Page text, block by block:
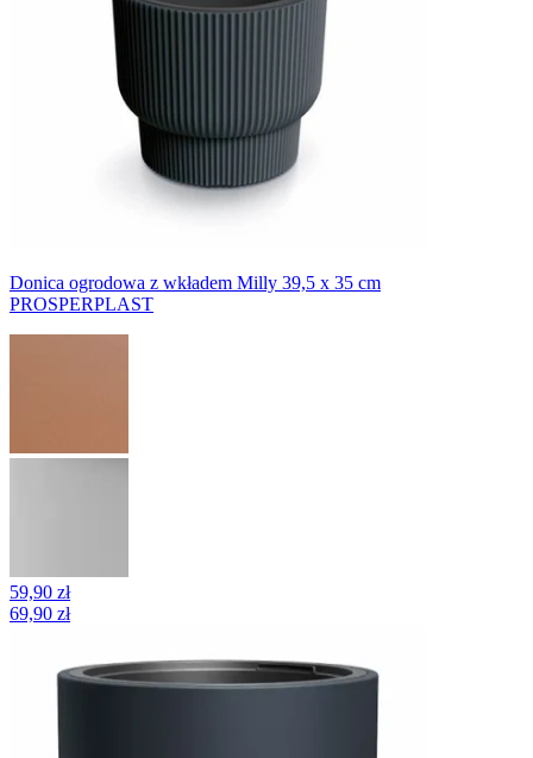
Donica ogrodowa z wkładem Milly 39,5 x 35 cm
PROSPERPLAST
59,90 zł
69,90 zł